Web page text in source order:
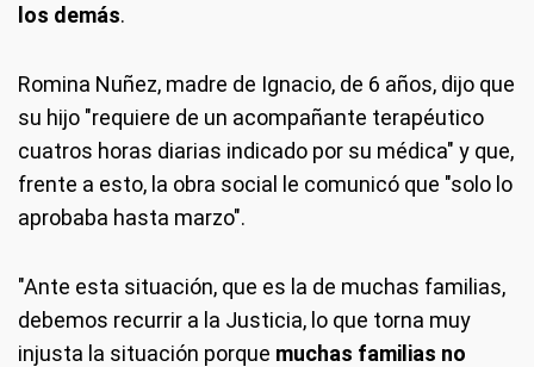
los demás.
Romina Nuñez, madre de Ignacio, de 6 años, dijo que
su hijo "requiere de un acompañante terapéutico
cuatros horas diarias indicado por su médica" y que,
frente a esto, la obra social le comunicó que "solo lo
aprobaba hasta marzo".
"Ante esta situación, que es la de muchas familias,
debemos recurrir a la Justicia, lo que torna muy
injusta la situación porque muchas familias no